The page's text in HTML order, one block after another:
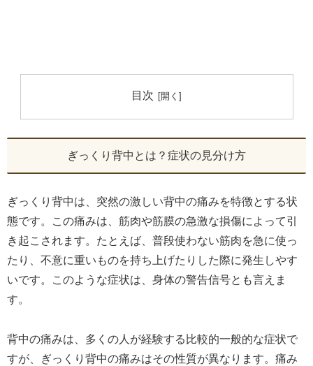
目次
ぎっくり背中とは？症状の見分け方
ぎっくり背中は、突然の激しい背中の痛みを特徴とする状
態です。この痛みは、筋肉や筋膜の急激な損傷によって引
き起こされます。たとえば、普段使わない筋肉を急に使っ
たり、不意に重いものを持ち上げたりした際に発生しやす
いです。このような症状は、身体の警告信号とも言えま
す。
背中の痛みは、多くの人が経験する比較的一般的な症状で
すが、ぎっくり背中の痛みはその性質が異なります。痛み